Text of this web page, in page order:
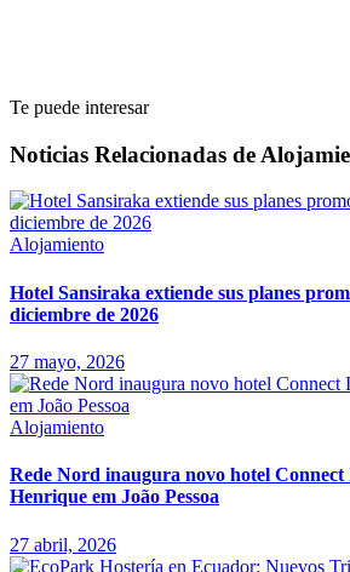
Te puede interesar
Noticias Relacionadas de
Alojamiento
Hotel Sansiraka extiende sus planes
diciembre de 2026
27 mayo, 2026
Alojamiento
Rede Nord inaugura novo hotel
Henrique em João Pessoa
27 abril, 2026